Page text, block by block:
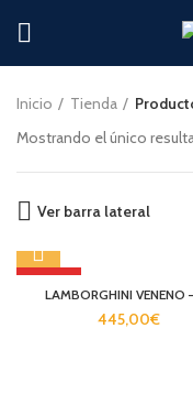
Inicio Tienda
Mostrando el único
Ver barra lateral
POPULAR
LAMBORGHINI VENENO
445,00€